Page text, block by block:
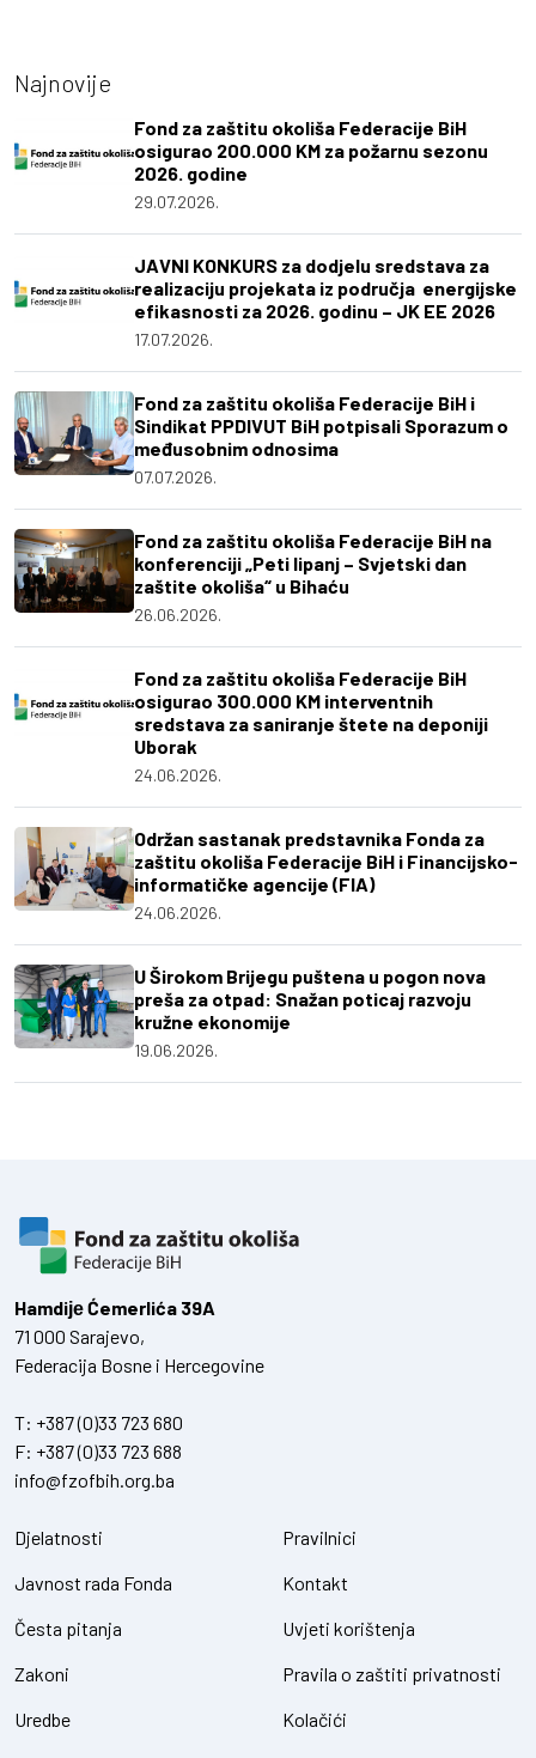
Najnovije
Fond za zaštitu okoliša Federacije BiH
osigurao 200.000 KM za požarnu sezonu
2026. godine
29.07.2026.
JAVNI KONKURS za dodjelu sredstava za
realizaciju projekata iz područja energijske
efikasnosti za 2026. godinu – JK EE 2026
17.07.2026.
Fond za zaštitu okoliša Federacije BiH i
Sindikat PPDIVUT BiH potpisali Sporazum o
međusobnim odnosima
07.07.2026.
Fond za zaštitu okoliša Federacije BiH na
konferenciji „Peti lipanj – Svjetski dan
zaštite okoliša“ u Bihaću
26.06.2026.
Fond za zaštitu okoliša Federacije BiH
osigurao 300.000 KM interventnih
sredstava za saniranje štete na deponiji
Uborak
24.06.2026.
Održan sastanak predstavnika Fonda za
zaštitu okoliša Federacije BiH i Financijsko-
informatičke agencije (FIA)
24.06.2026.
U Širokom Brijegu puštena u pogon nova
preša za otpad: Snažan poticaj razvoju
kružne ekonomije
19.06.2026.
Hamdiје Ćemerlića 39A
71 000 Sarajevo,
Federacija Bosne i Hercegovine
T: +387 (0)33 723 680
F: +387 (0)33 723 688
info@fzofbih.org.ba
Djelatnosti
Javnost rada Fonda
Česta pitanja
Zakoni
Uredbe
Pravilnici
Kontakt
Uvjeti korištenja
Pravila o zaštiti privatnosti
Kolačići